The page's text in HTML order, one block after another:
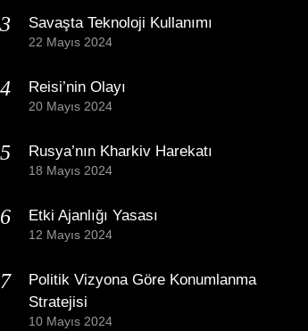
Savaşta Teknoloji Kullanımı
22 Mayıs 2024
Reisi’nin Olayı
20 Mayıs 2024
Rusya’nın Kharkiv Harekatı
18 Mayıs 2024
Etki Ajanlığı Yasası
12 Mayıs 2024
Politik Vizyona Göre Konumlanma
Stratejisi
10 Mayıs 2024